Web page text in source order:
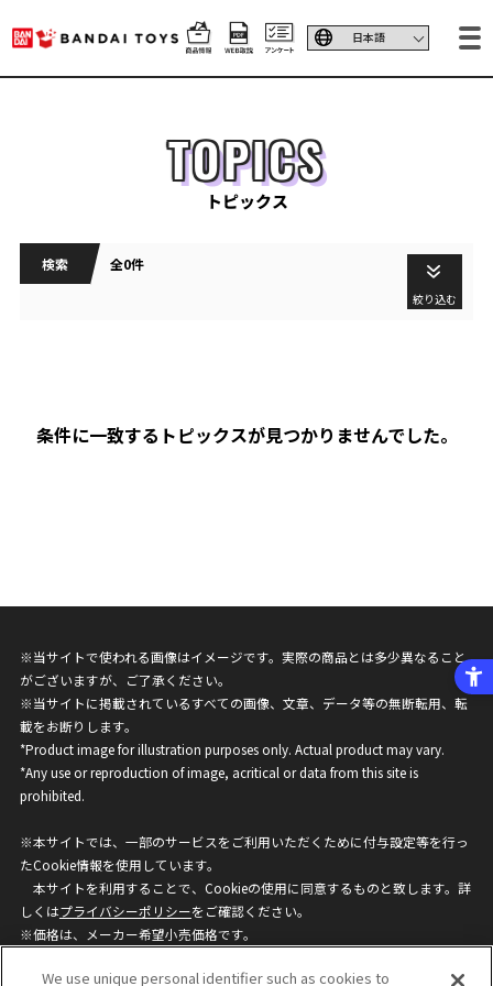
TOPICS
トピックス
検索 全0件
絞り込む
条件に一致するトピックスが見つかりませんでした。
※当サイトで使われる画像はイメージです。実際の商品とは多少異なること
がございますが、ご了承ください。
※当サイトに掲載されているすべての画像、文章、データ等の無断転用、転
載をお断りします。
*Product image for illustration purposes only. Actual product may vary.
*Any use or reproduction of image, acritical or data from this site is
prohibited.
※本サイトでは、一部のサービスをご利用いただくために付与設定等を行っ
たCookie情報を使用しています。
本サイトを利用することで、Cookieの使用に同意するものと致します。詳
しくはプライバシーポリシーをご確認ください。
※価格は、メーカー希望小売価格です。
ざいますのでご了承ください。
We use unique personal identifier such as cookies to